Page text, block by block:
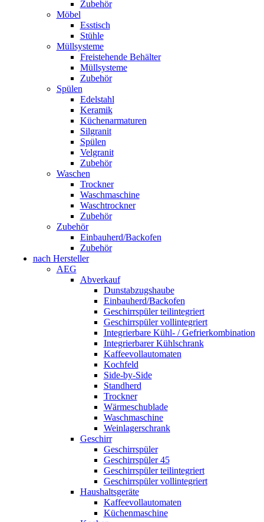
Zubehör
Möbel
Esstisch
Stühle
Müllsysteme
Freistehende Behälter
Müllsysteme
Zubehör
Spülen
Edelstahl
Keramik
Küchenarmaturen
Silgranit
Spülen
Velgranit
Zubehör
Waschen
Trockner
Waschmaschine
Waschtrockner
Zubehör
Zubehör
Einbauherd/Backofen
Zubehör
nach Hersteller
AEG
Abverkauf
Dunstabzugshaube
Einbauherd/Backofen
Geschirrspüler teilintegriert
Geschirrspüler vollintegriert
Integrierbare Kühl- / Gefrierkombination
Integrierbarer Kühlschrank
Kaffeevollautomaten
Kochfeld
Side-by-Side
Standherd
Trockner
Wärmeschublade
Waschmaschine
Weinlagerschrank
Geschirr
Geschirrspüler
Geschirrspüler 45
Geschirrspüler teilintegriert
Geschirrspüler vollintegriert
Haushaltsgeräte
Kaffeevollautomaten
Küchenmaschine